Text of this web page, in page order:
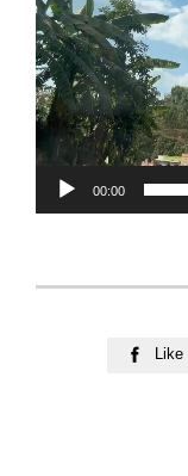
vídeo
00:00
 Like